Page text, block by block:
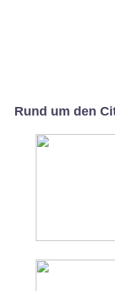
Rund um den